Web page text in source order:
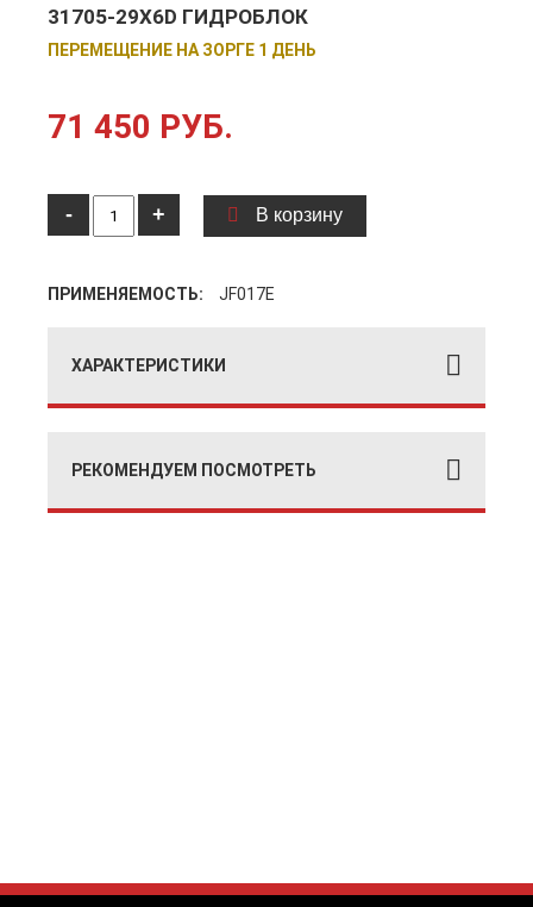
31705-29X6D ГИДРОБЛОК
ПЕРЕМЕЩЕНИЕ НА ЗОРГЕ 1 ДЕНЬ
71 450 РУБ.
- + В корзину
ПРИМЕНЯЕМОСТЬ: JF017E
ХАРАКТЕРИСТИКИ
РЕКОМЕНДУЕМ ПОСМОТРЕТЬ